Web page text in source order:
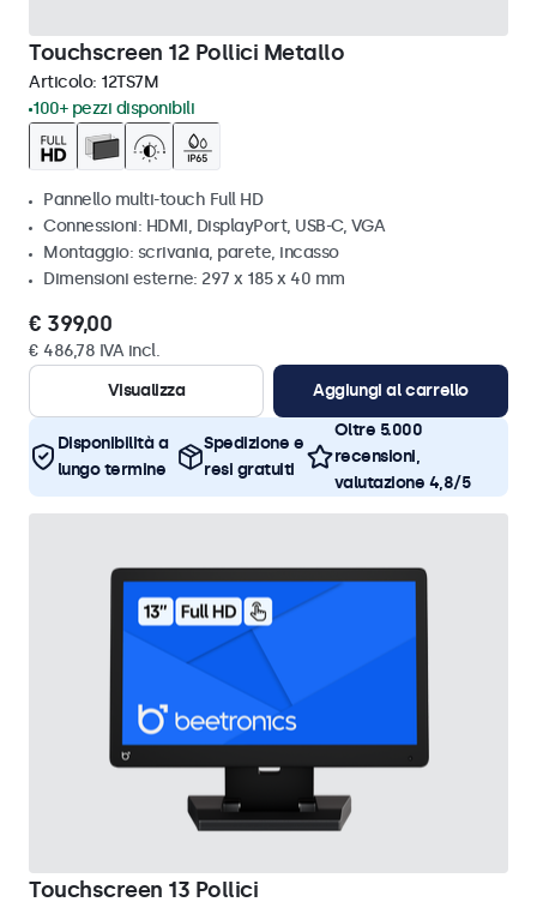
Touchscreen 12 Pollici Metallo
Articolo: 12TS7M
100+ pezzi disponibili
Pannello multi-touch Full HD
Connessioni: HDMI, DisplayPort, USB-C, VGA
Montaggio: scrivania, parete, incasso
Dimensioni esterne: 297 x 185 x 40 mm
€ 399,00
€ 486,78 IVA incl.
Visualizza
Aggiungi al carrello
Disponibilità a
lungo termine
Spedizione e
resi gratuiti
Oltre 5.000
recensioni,
valutazione 4,8/5
Touchscreen 13 Pollici